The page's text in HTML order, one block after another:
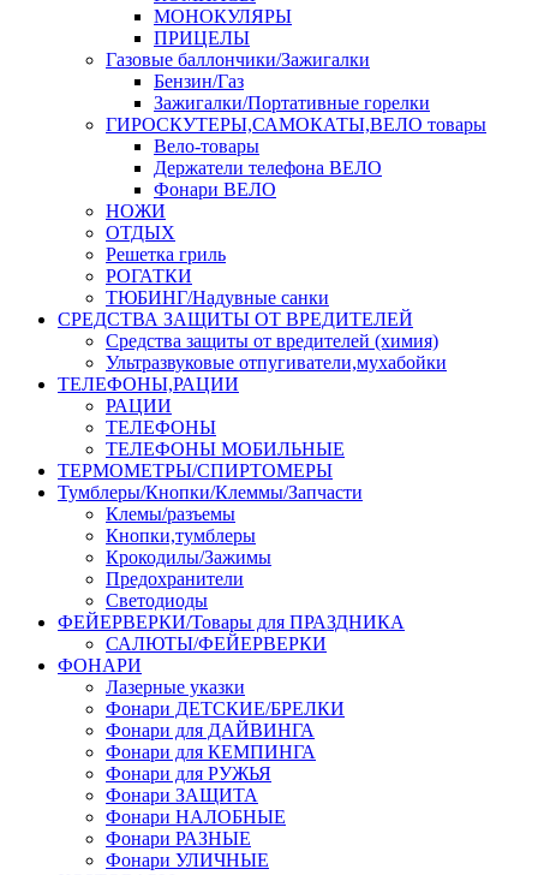
МОНОКУЛЯРЫ
ПРИЦЕЛЫ
Газовые баллончики/Зажигалки
Бензин/Газ
Зажигалки/Портативные горелки
ГИРОСКУТЕРЫ,САМОКАТЫ,ВЕЛО товары
Вело-товары
Держатели телефона ВЕЛО
Фонари ВЕЛО
НОЖИ
ОТДЫХ
Решетка гриль
РОГАТКИ
ТЮБИНГ/Надувные санки
СРЕДСТВА ЗАЩИТЫ ОТ ВРЕДИТЕЛЕЙ
Средства защиты от вредителей (химия)
Ультразвуковые отпугиватели,мухабойки
ТЕЛЕФОНЫ,РАЦИИ
РАЦИИ
ТЕЛЕФОНЫ
ТЕЛЕФОНЫ МОБИЛЬНЫЕ
ТЕРМОМЕТРЫ/СПИРТОМЕРЫ
Тумблеры/Кнопки/Клеммы/Запчасти
Клемы/разъемы
Кнопки,тумблеры
Крокодилы/Зажимы
Предохранители
Светодиоды
ФЕЙЕРВЕРКИ/Товары для ПРАЗДНИКА
САЛЮТЫ/ФЕЙЕРВЕРКИ
ФОНАРИ
Лазерные указки
Фонари ДЕТСКИЕ/БРЕЛКИ
Фонари для ДАЙВИНГА
Фонари для КЕМПИНГА
Фонари для РУЖЬЯ
Фонари ЗАЩИТА
Фонари НАЛОБНЫЕ
Фонари РАЗНЫЕ
Фонари УЛИЧНЫЕ